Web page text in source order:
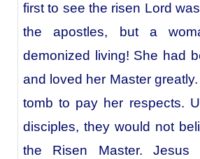
first to see the risen Lord
the apostles, but a
demonized living! She had
and loved her Master
tomb to pay her respects.
disciples, they would not
the Risen Master.